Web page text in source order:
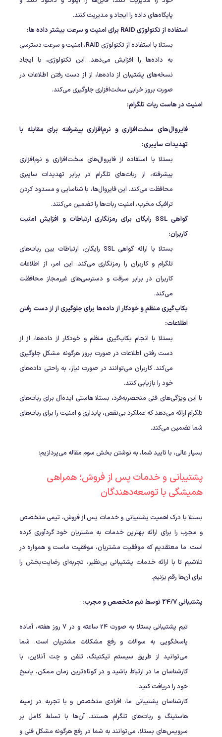
پایگاه‌های داده را ایجاد و مدیریت کنند.
استفاده از تکنولوژی RAID برای امنیت و سرعت بیشتر داده ها:
بستلا با استفاده از تکنولوژی RAID، امنیت و سرعت دسترسی
به داده‌ها را افزایش می‌دهد. این تکنولوژی، با ایجاد
نسخه‌های پشتیبان از داده‌ها، از از دست رفتن اطلاعات در
صورت بروز خرابی سخت‌افزاری جلوگیری می‌کند.
امنیت در هاست ربات تلگرام:
فایروال‌های سخت‌افزاری و نرم‌افزاری پیشرفته برای مقابله با
تهدیدات سایبری:
بستلا با استفاده از فایروال‌های سخت‌افزاری و نرم‌افزاری
پیشرفته، از ربات‌های تلگرام در برابر تهدیدات سایبری
محافظت می‌کند. این فایروال‌ها، با شناسایی و مسدود کردن
ترافیک مخرب، امنیت ربات‌ها را تضمین می‌کنند.
گواهی SSL رایگان برای رمزنگاری ارتباطات و افزایش امنیت
کاربران:
بستلا با ارائه گواهی SSL رایگان، ارتباطات بین ربات‌های
تلگرام و کاربران را رمزنگاری می‌کند. این امر، از اطلاعات
کاربران در برابر سرقت و دسترسی‌های غیرمجاز محافظت
می‌کند.
بکاپ‌گیری منظم و خودکار از داده‌ها برای جلوگیری از از دست رفتن
اطلاعات:
بستلا با انجام بکاپ‌گیری منظم و خودکار از داده‌ها، از از
دست رفتن اطلاعات در صورت بروز هرگونه مشکل جلوگیری
می‌کند. کاربران می‌توانند در صورت نیاز، به راحتی داده‌های
خود را بازیابی کنند.
با این ویژگی‌های فنی منحصربه‌فرد، بستلا هاستی ایده‌آل برای ربات‌های
تلگرام ارائه می‌دهد که عملکرد بی‌نقص، پایداری و امنیت را برای ربات‌های
شما تضمین می‌کند.
بسیار عالی، با تایید شما، به نوشتن بخش سوم مقاله می‌پردازیم:
پشتیبانی و خدمات پس از فروش؛ همراهی
همیشگی با توسعه‌دهندگان
بستلا با درک اهمیت پشتیبانی و خدمات پس از فروش، تیمی متخصص
و مجرب را برای ارائه بهترین خدمات به مشتریان خود گردآوری کرده
است. ما معتقدیم که موفقیت مشتریان، موفقیت ماست و همواره در
تلاشیم تا با ارائه خدمات پشتیبانی بی‌نظیر، تجربه‌ای رضایت‌بخش را
برای آن‌ها رقم بزنیم.
پشتیبانی 24/7 توسط تیم متخصص و مجرب:
تیم پشتیبانی بستلا به صورت 24 ساعته و در 7 روز هفته، آماده
پاسخگویی به سوالات و رفع مشکلات مشتریان است. شما
می‌توانید از طریق سیستم تیکتینگ، تلفن و چت آنلاین، با
کارشناسان ما در ارتباط باشید و در کوتاه‌ترین زمان ممکن، پاسخ
خود را دریافت کنید.
کارشناسان پشتیبانی ما، افرادی متخصص و با تجربه در زمینه
هاستینگ و ربات‌های تلگرام هستند. آن‌ها با تسلط کامل بر
سرویس‌های بستلا، می‌توانند به شما در رفع هرگونه مشکل فنی و